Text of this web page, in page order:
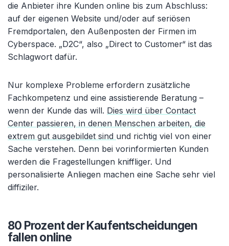
die Anbieter ihre Kunden online bis zum Abschluss:
auf der eigenen Website und/oder auf seriösen
Fremdportalen, den Außenposten der Firmen im
Cyberspace. „D2C“, also „Direct to Customer“ ist das
Schlagwort dafür.
Nur komplexe Probleme erfordern zusätzliche
Fachkompetenz und eine assistierende Beratung –
wenn der Kunde das will. Dies wird über Contact
Center passieren, in denen Menschen arbeiten, die
extrem gut ausgebildet sind und richtig viel von einer
Sache verstehen. Denn bei vorinformierten Kunden
werden die Fragestellungen kniffliger. Und
personalisierte Anliegen machen eine Sache sehr viel
diffiziler.
80 Prozent der Kaufentscheidungen
fallen online